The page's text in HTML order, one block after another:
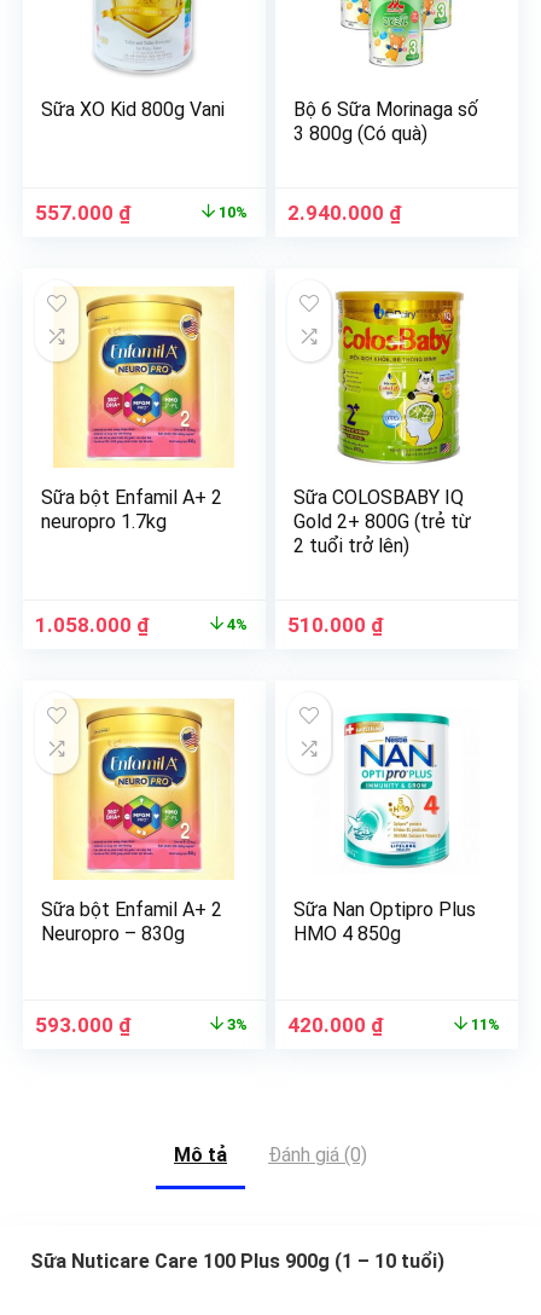
Sữa XO Kid 800g Vani
557.000 ₫ 10%
Bộ 6 Sữa Morinaga số
3 800g (Có quà)
2.940.000 ₫
Sữa bột Enfamil A+ 2
neuropro 1.7kg
1.058.000 ₫ 4%
Sữa COLOSBABY IQ
Gold 2+ 800G (trẻ từ
2 tuổi trở lên)
510.000 ₫
Sữa bột Enfamil A+ 2
Neuropro – 830g
593.000 ₫ 3%
Sữa Nan Optipro Plus
HMO 4 850g
420.000 ₫ 11%
Mô tả Đánh giá (0)
Sữa Nuticare Care 100 Plus 900g (1 – 10 tuổi)